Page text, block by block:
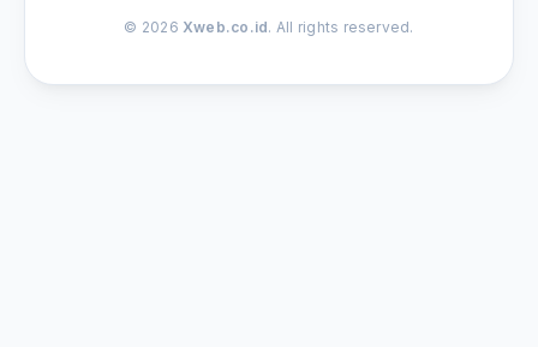
© 2026 Xweb.co.id. All rights reserved.